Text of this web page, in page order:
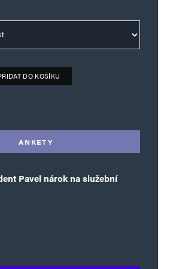
reklam množství
DO KOŠÍKU
ANKETY
Pavel nárok na služební